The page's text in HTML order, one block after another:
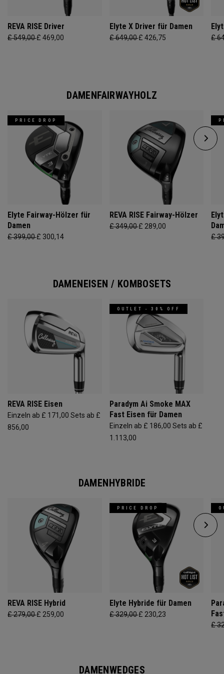
REVA RISE Driver
£ 549,00£ 469,00
Elyte X Driver für Damen
£ 649,00£ 426,75 £
DAMENFAIRWAYHOLZ
PRICE DROP
Elyte Fairway-Hölzer für
Damen
£ 399,00£ 300,14
REVA RISE Fairway-Hölzer
£ 349,00£ 289,00
£
DAMENEISEN / KOMBOSETS
REVA RISE Eisen
Einzeln ab £ 171,00 Sets ab £
856,00
OUTLET - 30% OFF
Paradym Ai Smoke MAX
Fast Eisen für Damen
Einzeln ab £ 186,00 Sets ab £
1.113,00
DAMENHYBRIDE
REVA RISE Hybrid
£ 279,00£ 259,00
PRICE DROP
Elyte Hybride für Damen
£ 329,00£ 230,23
£
DAMENWEDGES